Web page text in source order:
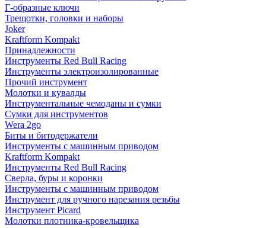
Г-образные ключи
Трещотки, головки и наборы
Joker
Kraftform Kompakt
Принадлежности
Инструменты Red Bull Racing
Инструменты электроизолированные
Прочий инструмент
Молотки и кувалды
Инструментальные чемоданы и сумки
Сумки для инструментов
Wera 2go
Биты и битодержатели
Инструменты с машинным приводом
Kraftform Kompakt
Инструменты Red Bull Racing
Сверла, буры и коронки
Инструменты с машинным приводом
Инструмент для ручного нарезания резьбы
Инструмент Picard
Молотки плотника-кровельщика